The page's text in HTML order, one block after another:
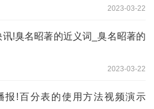
2023-03-22
讯!臭名昭著的近义词_臭名昭著的
2023-03-22
报!百分表的使用方法视频演示